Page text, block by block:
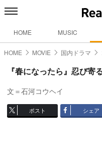
HOME MUSIC
HOME MOVIE 国内ドラマ
『春になったら』忍び
文＝石河コウヘイ
ポスト シェア